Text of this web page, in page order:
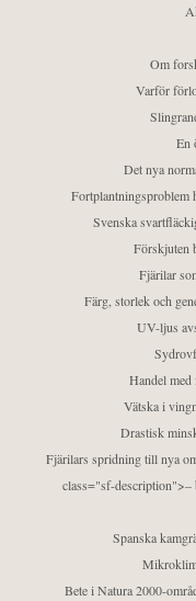
Om
Varför
En
Det nya
Fortplantningsproblem
Svenska
Förskjuten
Fjärilar
Färg, storlek och
UV-ljus
Handel
Vätska i
Drastisk
Fjärilars spridning till nya
class="sf-description">–
Spanska
Bete i Natura 2000-